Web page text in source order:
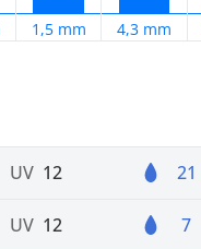
1,5 mm 4,3 mm
UV 12 21
UV 12 7